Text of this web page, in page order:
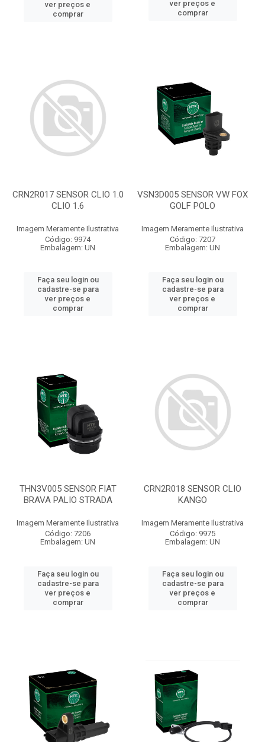
ver preços e
comprar
ver preços e
comprar
CRN2R017 SENSOR CLIO 1.0
CLIO 1.6
Imagem Meramente Ilustrativa
Código: 9974
Embalagem: UN
Faça seu login ou
cadastre-se para
ver preços e
comprar
VSN3D005 SENSOR VW FOX
GOLF POLO
Imagem Meramente Ilustrativa
Código: 7207
Embalagem: UN
Faça seu login ou
cadastre-se para
ver preços e
comprar
THN3V005 SENSOR FIAT
BRAVA PALIO STRADA
Imagem Meramente Ilustrativa
Código: 7206
Embalagem: UN
Faça seu login ou
cadastre-se para
ver preços e
comprar
CRN2R018 SENSOR CLIO
KANGO
Imagem Meramente Ilustrativa
Código: 9975
Embalagem: UN
Faça seu login ou
cadastre-se para
ver preços e
comprar